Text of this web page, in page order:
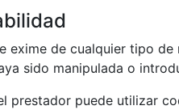
exime de cualquier tipo
sido manipulada o
prestador puede utilizar